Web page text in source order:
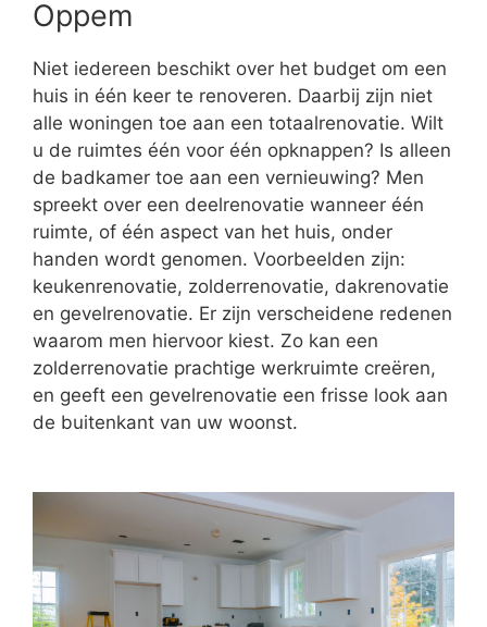
Oppem
Niet iedereen beschikt over het budget om een
huis in één keer te renoveren. Daarbij zijn niet
alle woningen toe aan een totaalrenovatie. Wilt
u de ruimtes één voor één opknappen? Is alleen
de badkamer toe aan een vernieuwing? Men
spreekt over een deelrenovatie wanneer één
ruimte, of één aspect van het huis, onder
handen wordt genomen. Voorbeelden zijn:
keukenrenovatie, zolderrenovatie, dakrenovatie
en gevelrenovatie. Er zijn verscheidene redenen
waarom men hiervoor kiest. Zo kan een
zolderrenovatie prachtige werkruimte creëren,
en geeft een gevelrenovatie een frisse look aan
de buitenkant van uw woonst.